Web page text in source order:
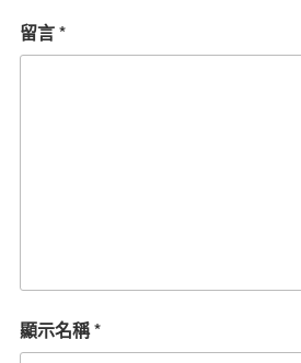
留言*
顯示名稱*